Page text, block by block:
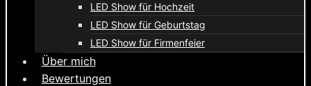
LED Show für Hochzeit
LED Show für Geburtstag
LED Show für Firmenfeier
Über mich
Bewertungen